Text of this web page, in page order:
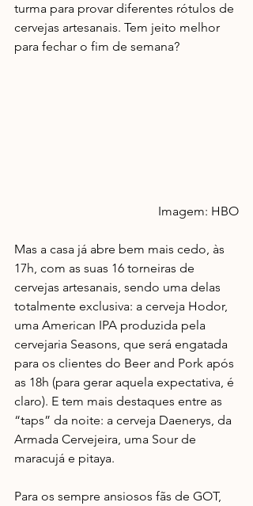
turma para provar diferentes rótulos de
cervejas artesanais. Tem jeito melhor
para fechar o fim de semana?
Imagem: HBO
Mas a casa já abre bem mais cedo, às
17h, com as suas 16 torneiras de
cervejas artesanais, sendo uma delas
totalmente exclusiva: a cerveja Hodor,
uma American IPA produzida pela
cervejaria Seasons, que será engatada
para os clientes do Beer and Pork após
as 18h (para gerar aquela expectativa, é
claro). E tem mais destaques entre as
“taps” da noite: a cerveja Daenerys, da
Armada Cervejeira, uma Sour de
maracujá e pitaya.
Para os sempre ansiosos fãs de GOT,